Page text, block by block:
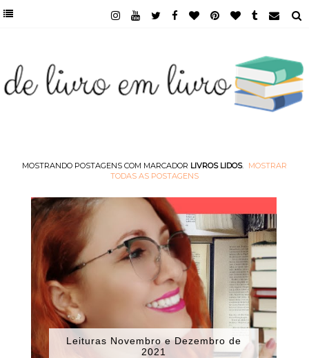
MOSTRANDO POSTAGENS COM MARCADOR LIVROS LIDOS.
MOSTRAR
TODAS AS POSTAGENS
Leituras Novembro e Dezembro de
2021